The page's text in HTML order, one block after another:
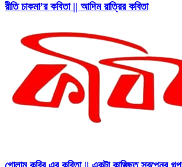
রীতি চাকমা’র কবিতা || আদিম রাত্রির কবিতা